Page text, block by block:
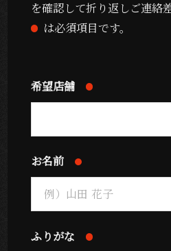
を確認して折り返しご連絡
は必須項目です。
希望店舗
お名前
ふりがな